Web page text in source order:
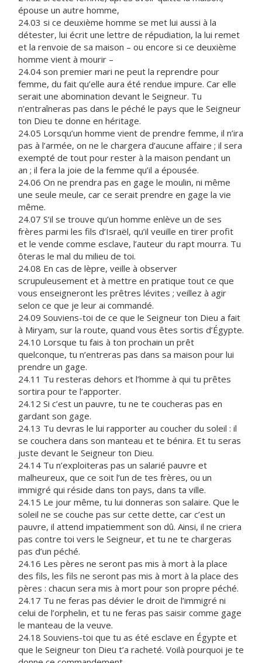
épouse un autre homme,
24.03 si ce deuxième homme se met lui aussi à la
détester, lui écrit une lettre de répudiation, la lui remet
et la renvoie de sa maison – ou encore si ce deuxième
homme vient à mourir –
24.04 son premier mari ne peut la reprendre pour
femme, du fait qu’elle aura été rendue impure. Car elle
serait une abomination devant le Seigneur. Tu
n’entraîneras pas dans le péché le pays que le Seigneur
ton Dieu te donne en héritage.
24.05 Lorsqu’un homme vient de prendre femme, il n’ira
pas à l’armée, on ne le chargera d’aucune affaire ; il sera
exempté de tout pour rester à la maison pendant un
an ; il fera la joie de la femme qu’il a épousée.
24.06 On ne prendra pas en gage le moulin, ni même
une seule meule, car ce serait prendre en gage la vie
même.
24.07 S’il se trouve qu’un homme enlève un de ses
frères parmi les fils d’Israël, qu’il veuille en tirer profit
et le vende comme esclave, l’auteur du rapt mourra. Tu
ôteras le mal du milieu de toi.
24.08 En cas de lèpre, veille à observer
scrupuleusement et à mettre en pratique tout ce que
vous enseigneront les prêtres lévites ; veillez à agir
selon ce que je leur ai commandé.
24.09 Souviens-toi de ce que le Seigneur ton Dieu a fait
à Miryam, sur la route, quand vous êtes sortis d’Égypte.
24.10 Lorsque tu fais à ton prochain un prêt
quelconque, tu n’entreras pas dans sa maison pour lui
prendre un gage.
24.11 Tu resteras dehors et l’homme à qui tu prêtes
sortira pour te l’apporter.
24.12 Si c’est un pauvre, tu ne te coucheras pas en
gardant son gage.
24.13 Tu devras le lui rapporter au coucher du soleil : il
se couchera dans son manteau et te bénira. Et tu seras
juste devant le Seigneur ton Dieu.
24.14 Tu n’exploiteras pas un salarié pauvre et
malheureux, que ce soit l’un de tes frères, ou un
immigré qui réside dans ton pays, dans ta ville.
24.15 Le jour même, tu lui donneras son salaire. Que le
soleil ne se couche pas sur cette dette, car c’est un
pauvre, il attend impatiemment son dû. Ainsi, il ne criera
pas contre toi vers le Seigneur, et tu ne te chargeras
pas d’un péché.
24.16 Les pères ne seront pas mis à mort à la place
des fils, les fils ne seront pas mis à mort à la place des
pères : chacun sera mis à mort pour son propre péché.
24.17 Tu ne feras pas dévier le droit de l’immigré ni
celui de l’orphelin, et tu ne feras pas saisir comme gage
le manteau de la veuve.
24.18 Souviens-toi que tu as été esclave en Égypte et
que le Seigneur ton Dieu t’a racheté. Voilà pourquoi je te